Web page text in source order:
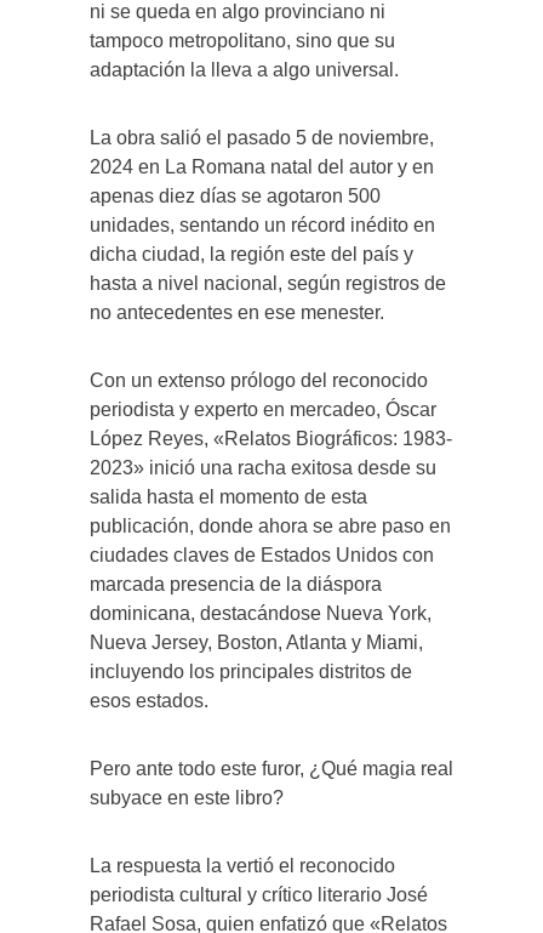
ni se queda en algo provinciano ni
tampoco metropolitano, sino que su
adaptación la lleva a algo universal.
La obra salió el pasado 5 de noviembre,
2024 en La Romana natal del autor y en
apenas diez días se agotaron 500
unidades, sentando un récord inédito en
dicha ciudad, la región este del país y
hasta a nivel nacional, según registros de
no antecedentes en ese menester.
Con un extenso prólogo del reconocido
periodista y experto en mercadeo, Óscar
López Reyes, «Relatos Biográficos: 1983-
2023» inició una racha exitosa desde su
salida hasta el momento de esta
publicación, donde ahora se abre paso en
ciudades claves de Estados Unidos con
marcada presencia de la diáspora
dominicana, destacándose Nueva York,
Nueva Jersey, Boston, Atlanta y Miami,
incluyendo los principales distritos de
esos estados.
Pero ante todo este furor, ¿Qué magia real
subyace en este libro?
La respuesta la vertió el reconocido
periodista cultural y crítico literario José
Rafael Sosa, quien enfatizó que «Relatos